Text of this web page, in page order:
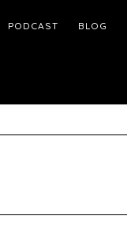
PODCAST BLOG